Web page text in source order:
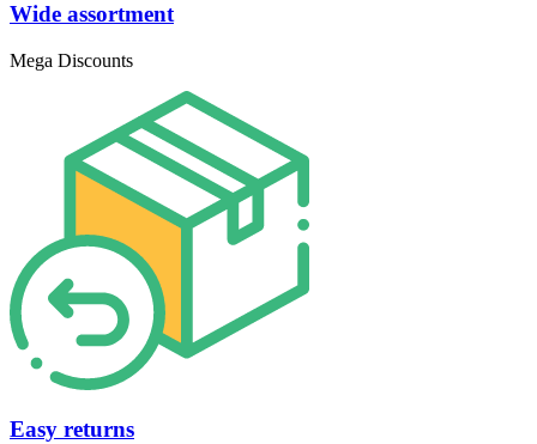
Wide assortment
Mega Discounts
Easy returns